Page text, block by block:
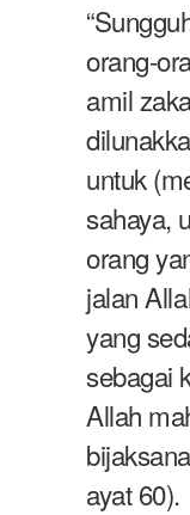
orang-
amil
untuk
sahaya,
orang
jalan
yang
sebagai
Allah
ayat 60).